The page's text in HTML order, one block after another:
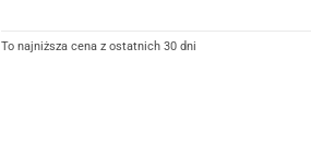
To najniższa cena z ostatnich 30 dni